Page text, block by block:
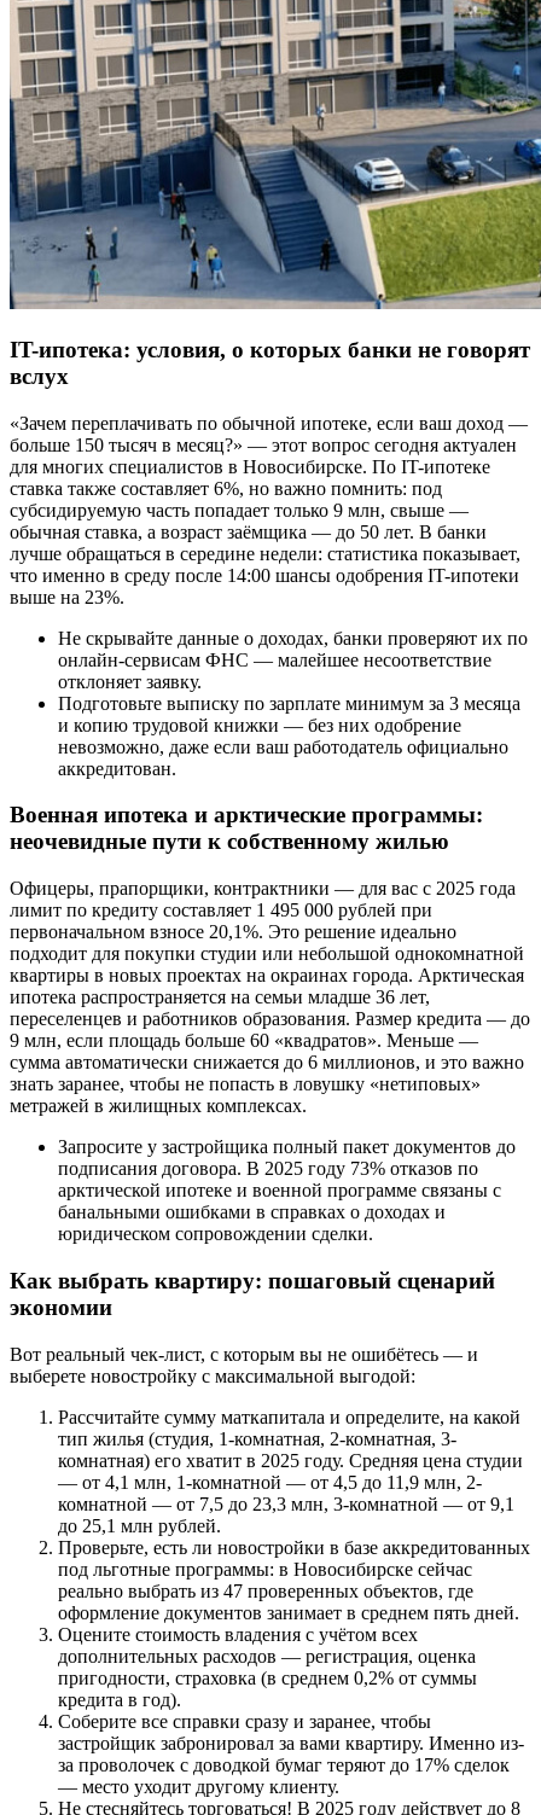
IT-ипотека: условия, о которых банки не говорят
вслух
«Зачем переплачивать по обычной ипотеке, если ваш доход —
больше 150 тысяч в месяц?» — этот вопрос сегодня актуален
для многих специалистов в Новосибирске. По IT-ипотеке
ставка также составляет 6%, но важно помнить: под
субсидируемую часть попадает только 9 млн, свыше —
обычная ставка, а возраст заёмщика — до 50 лет. В банки
лучше обращаться в середине недели: статистика показывает,
что именно в среду после 14:00 шансы одобрения IT-ипотеки
выше на 23%.
Не скрывайте данные о доходах, банки проверяют их по
онлайн-сервисам ФНС — малейшее несоответствие
отклоняет заявку.
Подготовьте выписку по зарплате минимум за 3 месяца
и копию трудовой книжки — без них одобрение
невозможно, даже если ваш работодатель официально
аккредитован.
Военная ипотека и арктические программы:
неочевидные пути к собственному жилью
Офицеры, прапорщики, контрактники — для вас с 2025 года
лимит по кредиту составляет 1 495 000 рублей при
первоначальном взносе 20,1%. Это решение идеально
подходит для покупки студии или небольшой однокомнатной
квартиры в новых проектах на окраинах города. Арктическая
ипотека распространяется на семьи младше 36 лет,
переселенцев и работников образования. Размер кредита — до
9 млн, если площадь больше 60 «квадратов». Меньше —
сумма автоматически снижается до 6 миллионов, и это важно
знать заранее, чтобы не попасть в ловушку «нетиповых»
метражей в жилищных комплексах.
Запросите у застройщика полный пакет документов до
подписания договора. В 2025 году 73% отказов по
арктической ипотеке и военной программе связаны с
банальными ошибками в справках о доходах и
юридическом сопровождении сделки.
Как выбрать квартиру: пошаговый сценарий
экономии
Вот реальный чек-лист, с которым вы не ошибётесь — и
выберете новостройку с максимальной выгодой:
Рассчитайте сумму маткапитала и определите, на какой
тип жилья (студия, 1-комнатная, 2-комнатная, 3-
комнатная) его хватит в 2025 году. Средняя цена студии
— от 4,1 млн, 1-комнатной — от 4,5 до 11,9 млн, 2-
комнатной — от 7,5 до 23,3 млн, 3-комнатной — от 9,1
до 25,1 млн рублей.
Проверьте, есть ли новостройки в базе аккредитованных
под льготные программы: в Новосибирске сейчас
реально выбрать из 47 проверенных объектов, где
оформление документов занимает в среднем пять дней.
Оцените стоимость владения с учётом всех
дополнительных расходов — регистрация, оценка
пригодности, страховка (в среднем 0,2% от суммы
кредита в год).
Соберите все справки сразу и заранее, чтобы
застройщик забронировал за вами квартиру. Именно из-
за проволочек с доводкой бумаг теряют до 17% сделок
— место уходит другому клиенту.
Не стесняйтесь торговаться! В 2025 году действует до 8